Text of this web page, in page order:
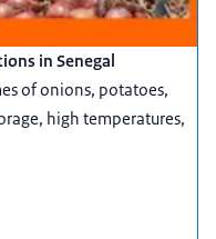
in Senegal
of onions, potatoes,
high temperatures,